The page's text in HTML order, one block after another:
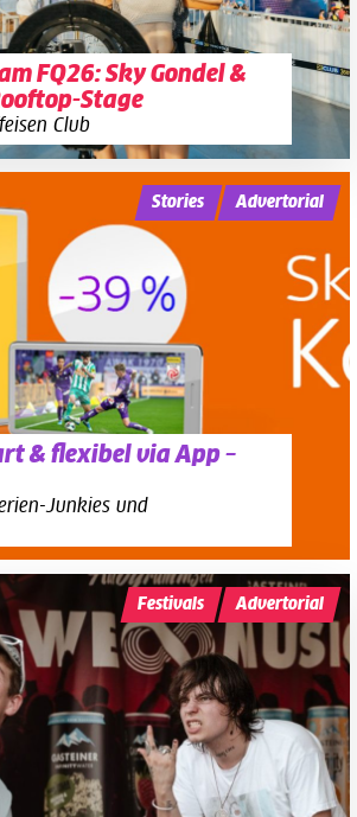
FQ26: Sky Gondel &
Stage
Club
& flexibel via App –
Junkies und
Stories Advertorial
Festivals Advertorial